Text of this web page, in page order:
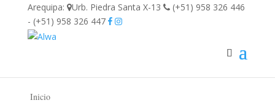
Arequipa: Urb. Piedra Santa X-13
(+51) 958 326 446
- (+51) 958 326 447
Inicio